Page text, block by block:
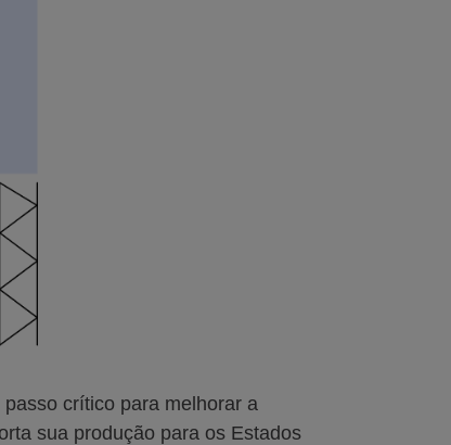
crítico para melhorar a
sua produção para os Estados